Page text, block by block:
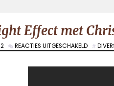
Effect met
REACTIES UITGESCHAKELDVOOR
THE